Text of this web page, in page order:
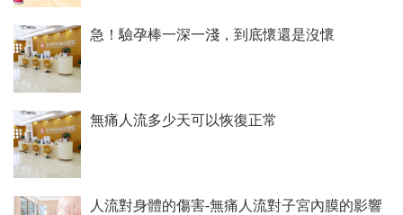
急！驗孕棒一深一淺，到底懷還是沒懷
無痛人流多少天可以恢復正常
人流對身體的傷害-無痛人流對子宮內膜的影響